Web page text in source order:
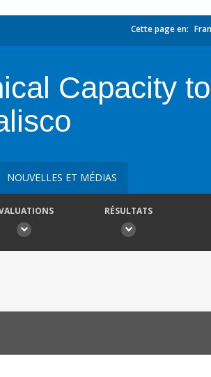
Cette page en:
Capacity
NOUVELLES ET MÉDIAS
RÉSULTATS